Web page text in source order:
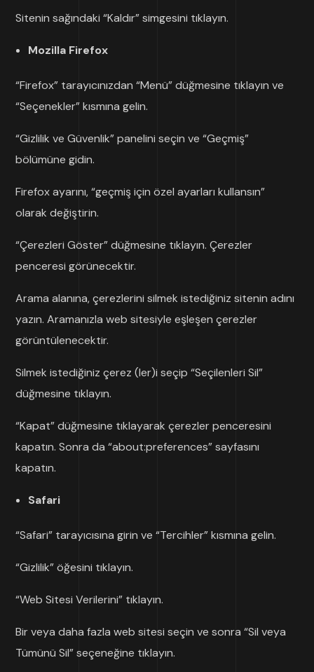
Sitenin sağındaki “Kaldır” simgesini tıklayın.
Mozilla Firefox
“Firefox” tarayıcınızdan “Menü” düğmesine tıklayın ve
“Seçenekler” kısmına gelin.
“Gizlilik ve Güvenlik” panelini seçin ve “Geçmiş”
bölümüne gidin.
Firefox ayarını, “geçmiş için özel ayarları kullansın”
olarak değiştirin.
“Çerezleri Göster” düğmesine tıklayın. Çerezler
penceresi görünecektir.
Arama alanına, çerezlerini silmek istediğiniz sitenin adını
yazın. Aramanızla web sitesiyle eşleşen çerezler
görüntülenecektir.
Silmek istediğiniz çerez (ler)i seçip “Seçilenleri Sil”
düğmesine tıklayın.
“Kapat” düğmesine tıklayarak çerezler penceresini
kapatın. Sonra da “about:preferences” sayfasını
kapatın.
Safari
“Safari” tarayıcısına girin ve “Tercihler” kısmına gelin.
“Gizlilik” öğesini tıklayın.
“Web Sitesi Verilerini” tıklayın.
Bir veya daha fazla web sitesi seçin ve sonra “Sil veya
Tümünü Sil” seçeneğine tıklayın.